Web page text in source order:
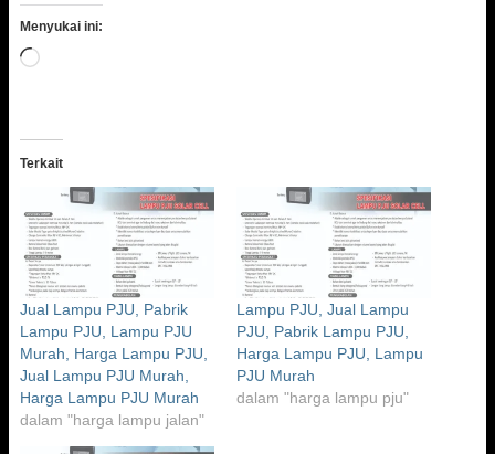
Menyukai ini:
Memuat...
Terkait
Jual Lampu PJU, Pabrik
Lampu PJU, Lampu PJU
Murah, Harga Lampu PJU,
Jual Lampu PJU Murah,
Harga Lampu PJU Murah
dalam "harga lampu jalan"
Lampu PJU, Jual Lampu
PJU, Pabrik Lampu PJU,
Harga Lampu PJU, Lampu
PJU Murah
dalam "harga lampu pju"